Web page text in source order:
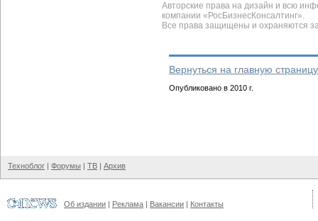
Авторские права на дизайн и всю
компании «РосБизнесКонсалтинг».
Все права защищены и охраняются
Вернуться на главную
Опубликовано в 2010 г.
Техноблог | Форумы | ТВ | Архив
Об издании | Реклама | Вакансии | Контакты